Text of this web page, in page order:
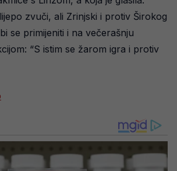
zvuči, ali Zrinjski i protiv Širokog
se primijeniti i na večerašnju
“S istim se žarom igra i protiv